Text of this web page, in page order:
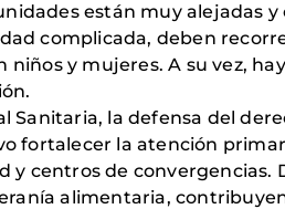
están muy alejadas y
complicada, deben
y mujeres. A su vez, hay
Sanitaria, la defensa del
fortalecer la atención
centros de convergencias.
alimentaria,